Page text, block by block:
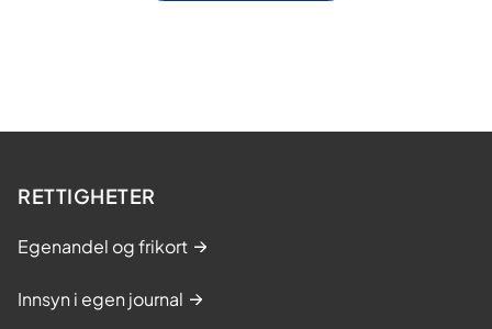
RETTIGHETER
Egenandel og frikort
Innsyn i egen journal